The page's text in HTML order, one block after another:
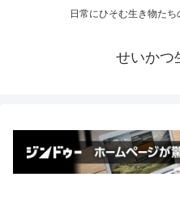
日常にひそむ生き物たち
せいかつ